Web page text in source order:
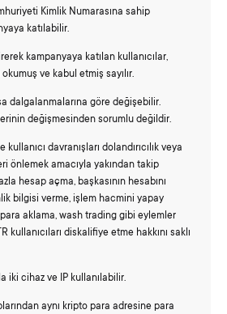
Kimlik Numarasına sahip
katılabilir.
kampanyaya katılan kullanıcılar,
ve kabul etmiş sayılır.
dalgalanmalarına göre değişebilir.
değişmesinden sorumlu değildir.
davranışları dolandırıcılık veya
önlemek amacıyla yakından takip
hesap açma, başkasının hesabını
bilgisi verme, işlem hacmini yapay
aklama, wash trading gibi eylemler
kullanıcıları diskalifiye etme hakkını saklı
iki cihaz ve IP kullanılabilir.
aynı kripto para adresine para